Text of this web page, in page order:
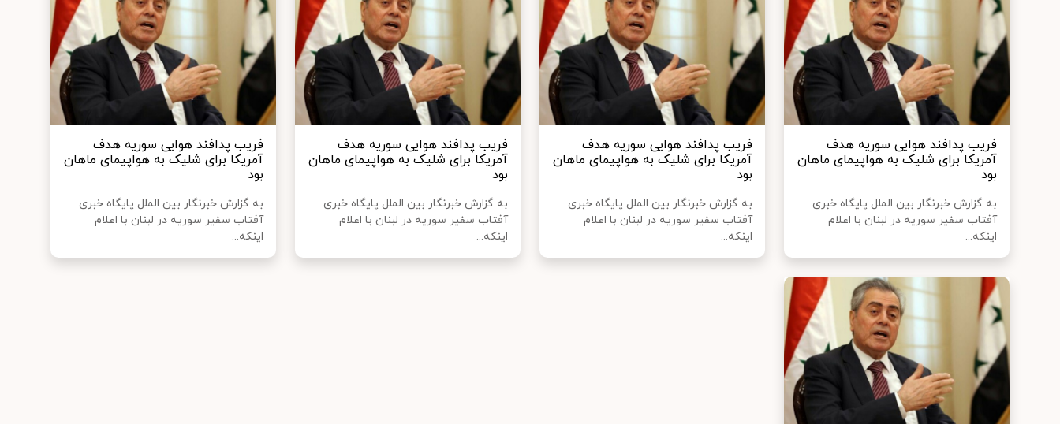
فریب پدافند هوایی سوریه هدف
آمریکا برای شلیک به هواپیمای ماهان
بود
به گزارش خبرنگار بین الملل پایگاه خبری
آفتاب سفیر سوریه در لبنان با اعلام
اینکه...
فریب پدافند هوایی سوریه هدف
آمریکا برای شلیک به هواپیمای ماهان
بود
به گزارش خبرنگار بین الملل پایگاه خبری
آفتاب سفیر سوریه در لبنان با اعلام
اینکه...
فریب پدافند هوایی سوریه هدف
آمریکا برای شلیک به هواپیمای ماهان
بود
به گزارش خبرنگار بین الملل پایگاه خبری
آفتاب سفیر سوریه در لبنان با اعلام
اینکه...
فریب پدافند هوایی سوریه هدف
آمریکا برای شلیک به هواپیمای ماهان
بود
به گزارش خبرنگار بین الملل پایگاه خبری
آفتاب سفیر سوریه در لبنان با اعلام
اینکه...